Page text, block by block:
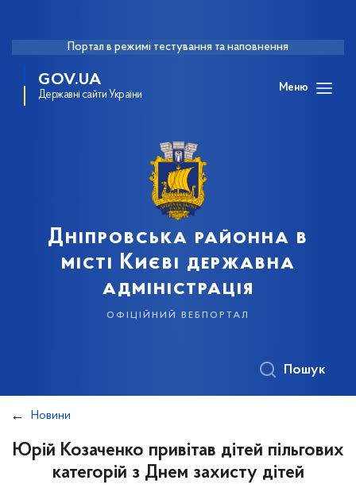
Портал в режимі тестування та наповнення
GOV.UA
Державні сайти України
Меню
Дніпровська районна в
місті Києві державна
адміністрація
офіційний вебпортал
Пошук
Новини
Юрій Козаченко привітав дітей пільгових
категорій з Днем захисту дітей